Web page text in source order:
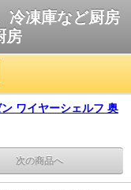
冷凍庫など厨房
房
ワイヤーシェルフ 奥
次の商品へ